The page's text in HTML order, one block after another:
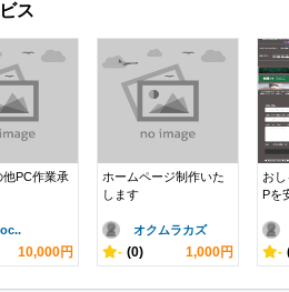
ス
PC作業承
10,000円
ホームページ制作いた
します
オクムラカズ
- (0) 1,000円
おし
Pを
-